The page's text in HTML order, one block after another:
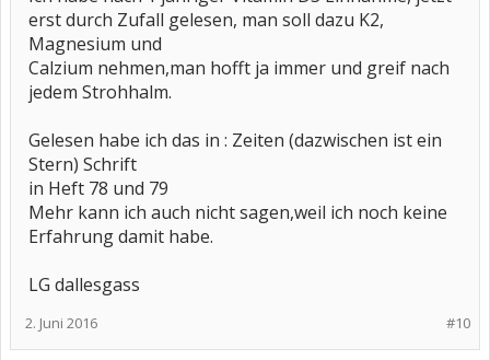
erst durch Zufall gelesen, man soll dazu K2,
Magnesium und
Calzium nehmen,man hofft ja immer und greif nach
jedem Strohhalm.
Gelesen habe ich das in : Zeiten (dazwischen ist ein
Stern) Schrift
in Heft 78 und 79
Mehr kann ich auch nicht sagen,weil ich noch keine
Erfahrung damit habe.
LG dallesgass
#10
2. Juni 2016